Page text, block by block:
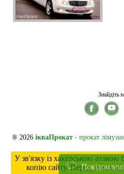
Знайдіть
® 2026 ікваПрокат- прокат
У зв'язку із хакерською атакою
копію сайту. Перед